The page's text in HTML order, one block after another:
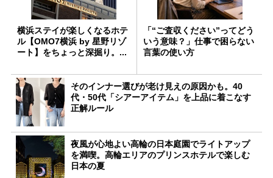
横浜ステイが楽しくなるホテ
ル【OMO7横浜 by 星野リゾ
ート】をちょっと深掘り。...
「“ご査収ください”ってどう
いう意味？」仕事で困らない
言葉の使い方
そのインナー選びが老け見えの原因かも。40
代・50代「シアーアイテム」を上品に着こなす
正解ルール
夜風が心地よい高輪の日本庭園でライトアップ
を満喫。高輪エリアのプリンスホテルで楽しむ
日本の夏